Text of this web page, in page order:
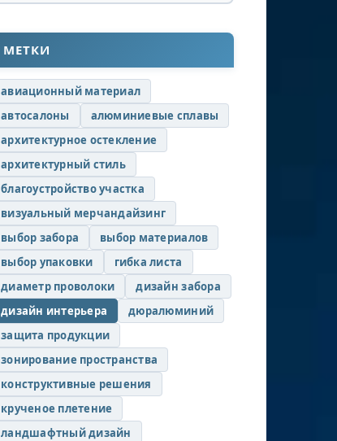
МЕТКИ
авиационный материал
автосалоны
алюминиевые сплавы
архитектурное остекление
архитектурный стиль
благоустройство участка
визуальный мерчандайзинг
выбор забора
выбор материалов
выбор упаковки
гибка листа
диаметр проволоки
дизайн забора
дизайн интерьера
дюралюминий
защита продукции
зонирование пространства
конструктивные решения
крученое плетение
ландшафтный дизайн